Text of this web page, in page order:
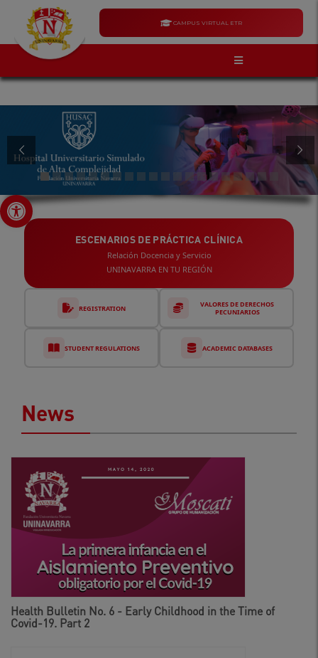
Open toolbar
CAMPUS VIRTUAL ETR
REGISTRATION
VALORES DE DERECHOS
PECUNIARIOS
ESCENARIOS DE PRÁCTICA CLÍNICA
Relación Docencia y Servicio
UNINAVARRA EN TU REGIÓN
STUDENT REGULATIONS ACADEMIC DATABASES
News
Health Bulletin No. 6 - Early Childhood in the Time of
Covid-19. Part 2